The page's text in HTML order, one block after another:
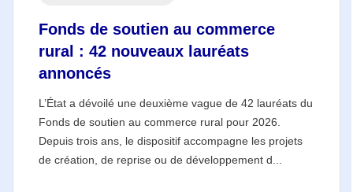
Fonds de soutien au commerce
rural : 42 nouveaux lauréats
annoncés
L’État a dévoilé une deuxième vague de 42 lauréats du
Fonds de soutien au commerce rural pour 2026.
Depuis trois ans, le dispositif accompagne les projets
de création, de reprise ou de développement d...